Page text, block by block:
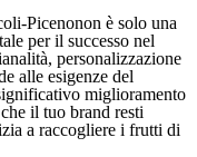
Picenonon è solo una
per il successo nel
personalizzazione
alle esigenze del
miglioramento
il tuo brand resti
a raccogliere i frutti di